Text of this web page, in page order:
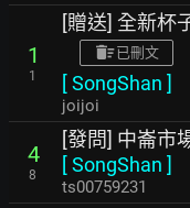
1
1
[贈送] 全新杯
已刪文
[SongShan ]
joijoi
4
8
[發問] 中崙市
[SongShan ]
ts00759231